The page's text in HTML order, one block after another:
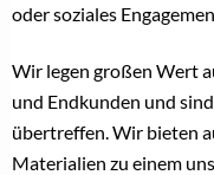
oder soziales
Wir legen großen Wert
und Endkunden und
übertreffen. Wir bieten
Materialien zu einem